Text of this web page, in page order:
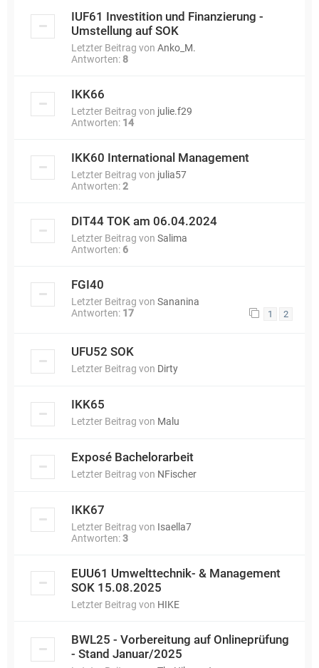
IUF61 Investition und Finanzierung -
Umstellung auf SOK
Letzter Beitrag von Anko_M.
Antworten: 8
IKK66
Letzter Beitrag von julie.f29
Antworten: 14
IKK60 International Management
Letzter Beitrag von julia57
Antworten:2
DIT44 TOK am 06.04.2024
Letzter Beitrag von Salima
Antworten: 6
FGI40
Letzter Beitrag von Sananina
Antworten: 17 1 2
UFU52 SOK
Letzter Beitrag von Dirty
IKK65
Letzter Beitrag von Malu
Exposé Bachelorarbeit
Letzter Beitrag von NFischer
IKK67
Letzter Beitrag von Isaella7
Antworten:3
EUU61 Umwelttechnik- & Management
SOK 15.08.2025
Letzter Beitrag von HIKE
BWL25 - Vorbereitung auf Onlineprüfung
- Stand Januar/2025